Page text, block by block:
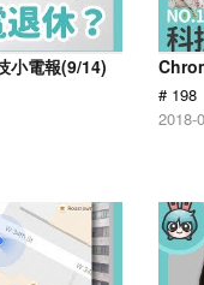
小電報(9/14)
# 198
2018-